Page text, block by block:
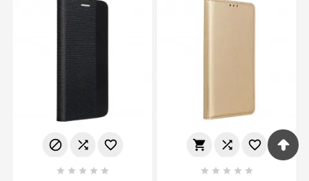
  
    
  
    